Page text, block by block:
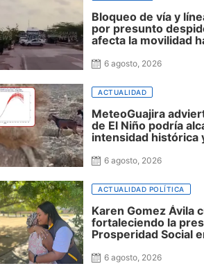
Bloqueo de vía y
por presunto
afecta la movilidad
6 agosto, 2026
ACTUALIDAD
MeteoGuajira
de El Niño podría
intensidad histórica
6 agosto, 2026
ACTUALIDAD POLÍTICA
Karen Gomez Ávila
fortaleciendo la
Prosperidad Social
6 agosto, 2026